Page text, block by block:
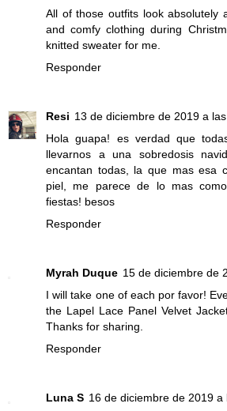
All of those outfits look absolutely
and comfy clothing during
knitted sweater for me.
Responder
Resi 13 de diciembre de 2019 a
Hola guapa! es verdad que
llevarnos a una sobredosis
encantan todas, la que mas esa
piel, me parece de lo mas
fiestas! besos
Responder
Myrah Duque 15 de diciembre de
I will take one of each por favor!
the Lapel Lace Panel Velvet
Thanks for sharing.
Responder
Luna S 16 de diciembre de 2019 a